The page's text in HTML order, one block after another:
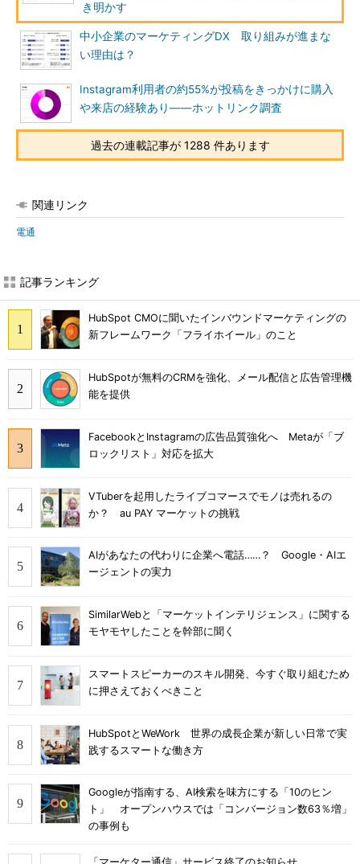
き明かす
中小企業のマーケティングDX 取り組みが進まな
い理由は？
Instagram利用者の約55%が投稿をきっかけに購入
や来店の経験あり――ホットリンク調査
過去の連載記事が 1288 件あります
関連リンク
電通
記事ランキング
HubSpot CMOに聞いたインバウンドマーケティングの
新フレームワーク「フライホイール」のこと
HubSpotが無料のCRMを強化、メール配信と広告管理機
能を提供
FacebookとInstagramの広告品質強化へ Metaが「ブ
ロックリスト」対応を拡大
VTuberを起用したライブコマースでモノは売れるの
か？ au PAY マーケットの挑戦
AIがあなたの代わりに企業へ電話……？ Google・AIエ
ージェントの実力
SimilarWebと「マーケットインテリジェンス」に関する
モヤモヤしたことを幹部に聞く
スマートスピーカーのスキル開発、今すぐ取り組むため
に押さえておくべきこと
HubSpotとWeWork 世界の成長企業が新しい日常で実
践するスマートな働き方
Googleが指南する、AI検索を味方にする「10のヒン
ト」 オープンハウスでは「コンバージョン数63％増」
の事例も